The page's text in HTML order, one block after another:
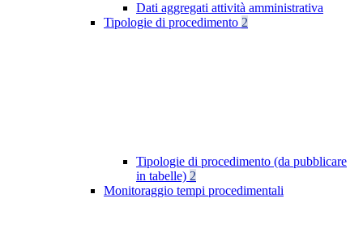
Dati aggregati attività amministrativa
Tipologie di procedimento 2
Tipologie di procedimento (da pubblicare
in tabelle) 2
Monitoraggio tempi procedimentali